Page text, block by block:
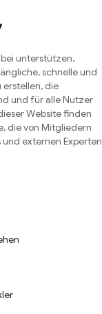
unterstützen,
schnelle und
erstellen, die
und für alle Nutzer
Website finden
die von Mitgliedern
externen Experten